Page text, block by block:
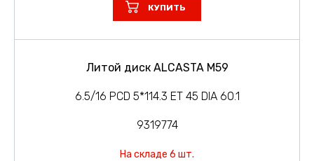
КУПИТЬ
Литой диск ALCASTA M59
6.5/16 PCD 5*114.3 ET 45 DIA 60.1
9319774
На складе 6 шт.